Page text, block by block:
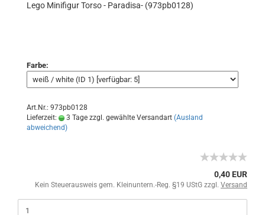
Lego Minifigur Torso - Paradisa- (973pb0128)
Farbe:
Art.Nr.: 973pb0128
Lieferzeit:
3 Tage zzgl. gewählte Versandart (Ausland
abweichend)
0,40 EUR
Kein Steuerausweis gem. Kleinuntern.-Reg. §19 UStG zzgl. Versand